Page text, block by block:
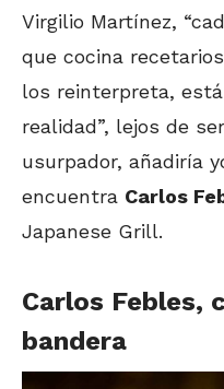
Virgilio Martínez,
que cocina
los reinterpreta,
realidad”, lejos de
usurpador, añadiría
encuentra Carlos
Japanese Grill.
Carlos Febles,
bandera